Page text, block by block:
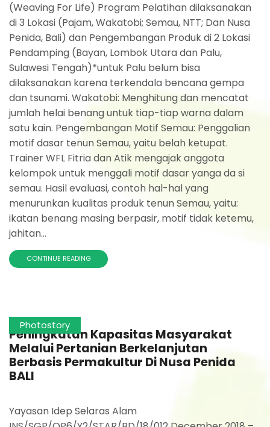
(Weaving For Life) Program Pelatihan dilaksanakan
di 3 Lokasi (Pajam, Wakatobi; Semau, NTT; Dan Nusa
Penida, Bali) dan Pengembangan Produk di 2 Lokasi
Pendamping (Bayan, Lombok Utara dan Palu,
Sulawesi Tengah)*untuk Palu belum bisa
dilaksanakan karena terkendala bencana gempa
dan tsunami. Wakatobi: Menghitung dan mencatat
jumlah helai benang untuk tiap-tiap warna dalam
satu kain. Pengembangan Motif Semau: Penggalian
motif dasar tenun Semau, yaitu belah ketupat.
Trainer WFL Fitria dan Atik mengajak anggota
kelompok untuk menggali motif dasar yanga da si
semau. Hasil evaluasi, contoh hal-hal yang
menurunkan kualitas produk tenun Semau, yaitu:
ikatan benang masing berpasir, motif tidak ketemu,
jahitan...
CONTINUE READING
Photostory
Peningkatan Kapasitas Masyarakat
Melalui Pertanian Berkelanjutan
Berbasis Permakultur Di Nusa Penida
BALI
Yayasan Idep Selaras Alam